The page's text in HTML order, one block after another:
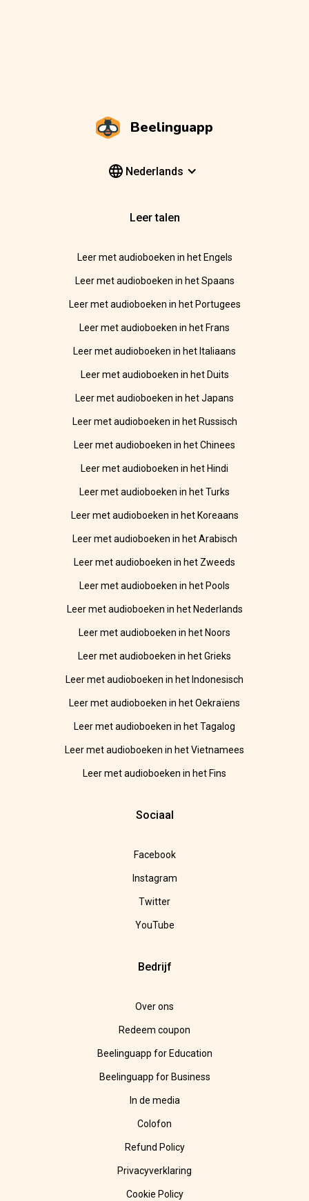
Beelinguapp
Nederlands
Leer talen
Leer met audioboeken in het Engels
Leer met audioboeken in het Spaans
Leer met audioboeken in het Portugees
Leer met audioboeken in het Frans
Leer met audioboeken in het Italiaans
Leer met audioboeken in het Duits
Leer met audioboeken in het Japans
Leer met audioboeken in het Russisch
Leer met audioboeken in het Chinees
Leer met audioboeken in het Hindi
Leer met audioboeken in het Turks
Leer met audioboeken in het Koreaans
Leer met audioboeken in het Arabisch
Leer met audioboeken in het Zweeds
Leer met audioboeken in het Pools
Leer met audioboeken in het Nederlands
Leer met audioboeken in het Noors
Leer met audioboeken in het Grieks
Leer met audioboeken in het Indonesisch
Leer met audioboeken in het Oekraïens
Leer met audioboeken in het Tagalog
Leer met audioboeken in het Vietnamees
Leer met audioboeken in het Fins
Sociaal
Facebook
Instagram
Twitter
YouTube
Bedrijf
Over ons
Redeem coupon
Beelinguapp for Education
Beelinguapp for Business
In de media
Colofon
Refund Policy
Privacyverklaring
Cookie Policy